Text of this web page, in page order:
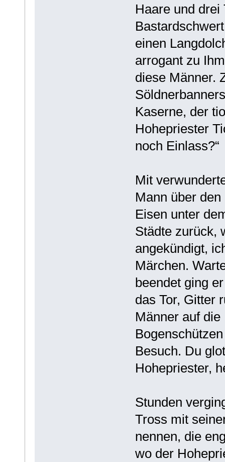
Haare und drei
einen
arrogant zu
diese Männer.
Kaserne, der
Hohepriester
noch Einlass?“
Mit
Mann über
Eisen unter
Städte zurück,
angekündigt,
Märchen.
beendet ging
das Tor, Gitter
Männer auf
Besuch. Du
Hohepriester,
Stunden
Tross mit
nennen, die
wo der